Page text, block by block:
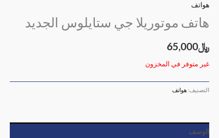
هواتف
هاتف موتوريلا جي ستايلوس الجديد
﷼65,000
غير متوفر في المخزون
التصنيف: هواتف
الوصف